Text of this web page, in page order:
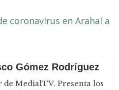
coronavirus en Arahal a
Gómez Rodríguez
de MedialTV. Presenta los